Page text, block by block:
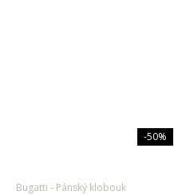
-50%
Bugatti
Pánský klobouk